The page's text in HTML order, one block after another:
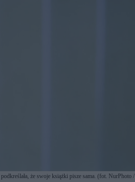
że swoje książki pisze sama. (fot. NurPhoto